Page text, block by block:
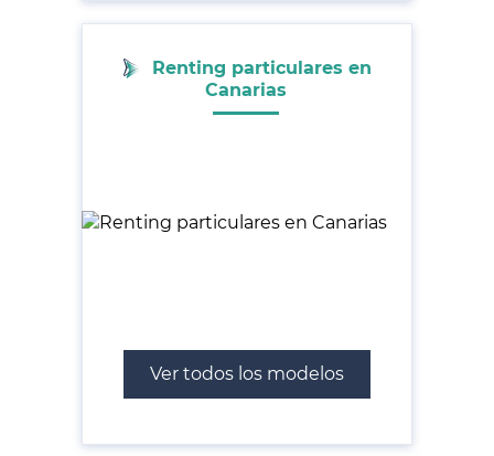
Renting particulares en
Canarias
Ver todos los modelos